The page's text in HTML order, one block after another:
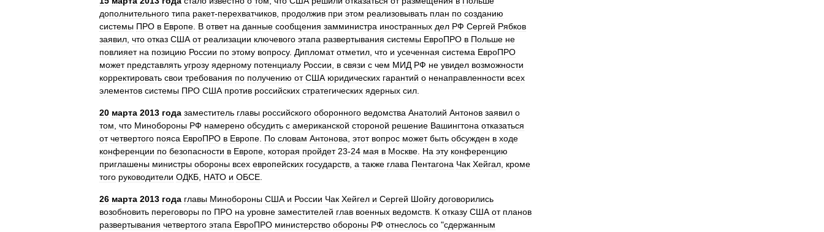
дополнительного типа ракет‑перехватчиков продолжив при этом реализовывать план по созданию
системы ПРО в Европе В ответ на данные сообщения замминистра иностранных дел РФ Сергей Рябков
заявил что отказ США от реализации ключевого этапа развертывания системы ЕвроПРО в Польше не
повлияет на позицию России по этому вопросу. Дипломат отметил что и усеченная система ЕвроПРО
может представлять угрозу ядерному потенциалу России в связи с чем МИД РФ не увидел возможности
корректировать свои требования по получению от США юридических гарантий о ненаправленности всех
элементов системы ПРО США против российских стратегических ядерных сил
20 марта 2013 года заместитель главы российского оборонного ведомства Анатолий Антонов заявил о
том что Минобороны РФ намерено обсудить с американской стороной решение Вашингтона отказаться
от четвертого пояса ЕвроПРО в Европе По словам Антонова этот вопрос может быть обсужден в ходе
конференции по безопасности в Европе которая пройдет 23‑24 мая в Москве На эту конференцию
приглашены министры обороны всех европейских государств а также глава Пентагона Чак Хейгал кроме
того руководители ОДКБ НАТО и ОБСЕ
26 марта 2013 года главы Минобороны США и России Чак Хейгел и Сергей Шойгу договорились
возобновить переговоры по ПРО на уровне заместителей глав военных ведомств К отказу США от планов
развертывания четвертого этапа ЕвроПРО министерство обороны РФ отнеслось со "сдержанным